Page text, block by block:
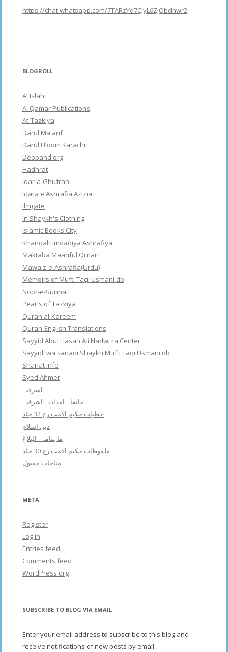
https://chat.whatsapp.com/7TARzYd7CJyL6ZjObdhwr2
BLOGROLL
Al Islah
Al Qamar Publications
At-Tazkiya
Darul Ma'arif
Darul Uloom Karachi
Deoband.org
Hadhrat
Idar-a-Ghufran
Idara e Ashrafia Azizia
Ilmgate
In Shaykh's Clothing
Islamic Books City
Khanqah Imdadiya Ashrafiya
Maktaba Maariful Quran
Mawaiz-e-Ashrafia(Urdu)
Memoirs of Mufti Taqi Usmani db
Noor-e-Sunnat
Pearls of Tazkiya
Quran al-Kareem
Quran-English Translations
Sayyid Abul Hasan Ali Nadwi ra Center
Sayyidi wa sanadi Shaykh Mufti Taqi Usmani db
Shariat info
Syed Ahmer
اشرفبہ
خانقاہ امدادیہ اشرفیہ
خطبات حکیم الامت رح 32 جلد
دین اسلام
ماہنامہ : البلاغ
ملفوظات حکیم الامت رح 30 جلد
مناجات مقبول
META
Register
Log in
Entries feed
Comments feed
WordPress.org
SUBSCRIBE TO BLOG VIA EMAIL
Enter your email address to subscribe to this blog and
receive notifications of new posts by email.